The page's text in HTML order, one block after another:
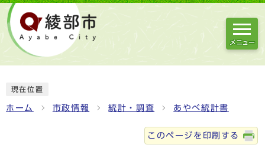
メニュー
現在位置
ホーム 市政情報 統計・調査 あやべ統計書
このページを印刷する